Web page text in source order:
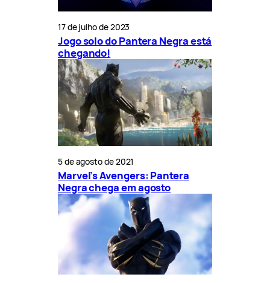
17 de julho de 2023
Jogo solo do Pantera Negra está
chegando!
5 de agosto de 2021
Marvel’s Avengers: Pantera
Negra chega em agosto